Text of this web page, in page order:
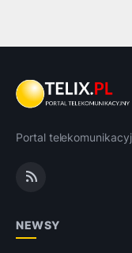
Portal
NEWSY